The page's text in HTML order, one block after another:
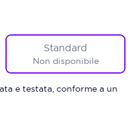
Standard
Non disponibile
e testata, conforme a un